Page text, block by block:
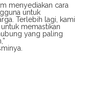
menyediakan cara
untuk
Terlebih lagi, kami
memastikan
yang paling